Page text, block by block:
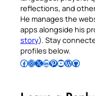
reflections, and
He manages the
apps alongside his
story). Stay
profiles below.
Follow Pradeep on Facebook Follow Pradeep on InstagramFollow Pradeep on X Follow Pradeep on LinkedIn Follow Pradeep on Pinterest Subscribe to Pradeep’s Youtube Channel Follow Pradeep on WordPress Follow Pradeep on GitHub